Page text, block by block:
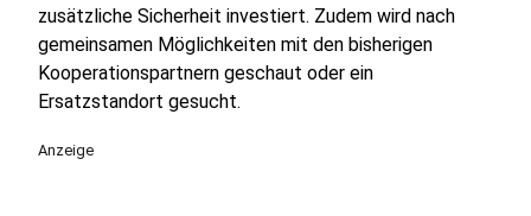
zusätzliche Sicherheit investiert. Zudem wird nach
gemeinsamen Möglichkeiten mit den bisherigen
Kooperationspartnern geschaut oder ein
Ersatzstandort gesucht.
Anzeige